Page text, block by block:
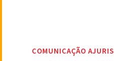
COMUNICAÇÃO AJURIS